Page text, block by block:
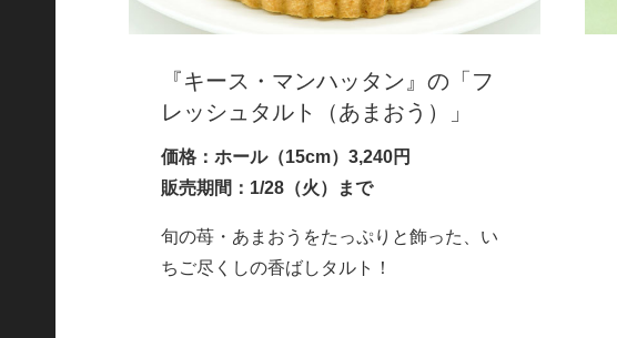
『キース・マンハッタン』の「フ
レッシュタルト（あまおう）」
価格：ホール（15cm）3,240円
販売期間：1/28（火）まで
旬の苺・あまおうをたっぷりと飾った、い
ちご尽くしの香ばしタルト！